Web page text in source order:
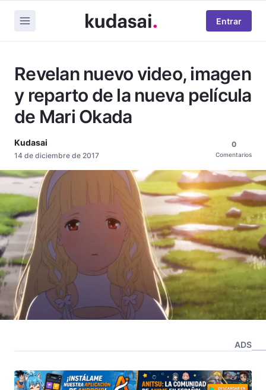
Entrar
Revelan nuevo video, imagen
y reparto de la nueva película
de Mari Okada
Kudasai
14 de diciembre de 2017
0
Comentarios
ADS